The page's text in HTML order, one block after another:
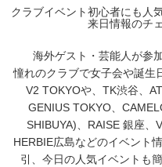
クラブイベント初心者にも人
来日情報のチ
海外ゲスト・芸能人が参
憧れのクラブで女子会や誕生
V2 TOKYOや、TK渋谷、
GENIUS TOKYO、
SHIBUYA)、RAISE 銀座、
HERBIE広島などのイベント
引、今日の人気イベントも